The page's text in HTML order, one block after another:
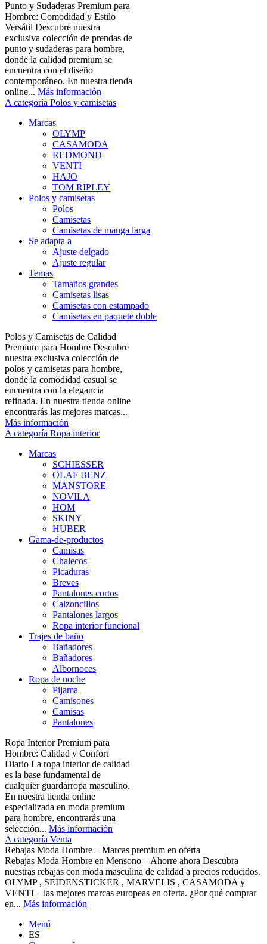
Punto y Sudaderas Premium para
Hombre: Comodidad y Estilo
Versátil Descubre nuestra
exclusiva colección de prendas de
punto y sudaderas para hombre,
donde la calidad premium se
encuentra con el diseño
contemporáneo. En nuestra tienda
online... Más información
A categoría Polos y camisetas
Marcas
OLYMP
CASAMODA
REDMOND
VENTI
HAJO
TOM RIPLEY
Polos y camisetas
Polos
Camisetas
Camisetas de manga larga
Se adapta a
Ajuste delgado
Ajuste regular
Temas
Tamaños grandes
Camisetas lisas
Camisetas con estampado
Camisetas en paquete doble
Polos y Camisetas de Calidad
Premium para Hombre Descubre
nuestra exclusiva colección de
polos y camisetas para hombre,
donde la comodidad casual se
encuentra con la elegancia
refinada. En nuestra tienda online
encontrarás las mejores marcas...
Más información
A categoría Ropa interior
Marcas
SCHIESSER
OLAF BENZ
MANSTORE
NOVILA
HOM
SKINY
HUBER
Gama-de-productos
Camisas
Chalecos
Picaduras
Breves
Pantalones cortos
Calzoncillos
Pantalones largos
Ropa interior funcional
Trajes de baño
Bañadores
Bañadores
Albornoces
Ropa de noche
Pijama
Camisones
Camisas
Pantalones
Ropa Interior Premium para
Hombre: Calidad y Confort
Diario La ropa interior de calidad
es la base fundamental de
cualquier guardarropa masculino.
En nuestra tienda online
especializada en moda premium
para hombre, encontrarás una
selección... Más información
A categoría Venta
Rebajas Moda Hombre – Marcas premium en oferta
Rebajas Moda Hombre en Mensono – Ahorre ahora Descubra
nuestras rebajas con moda masculina de calidad a precios reducidos.
OLYMP , SEIDENSTICKER , MARVELIS , CASAMODA y
VENTI – las mejores marcas europeas en oferta. ¿Por qué comprar
en... Más información
Menú
ES